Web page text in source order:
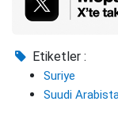
Etiketler :
Suriye
Suudi